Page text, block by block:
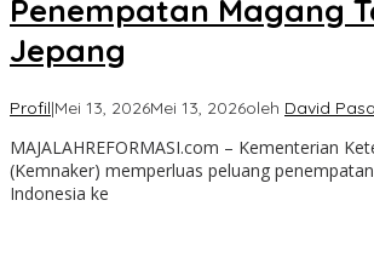
Penempatan Magang
Jepang
Profil|Mei 13, 2026Mei 13, 2026oleh David
MAJALAHREFORMASI.com – Kementerian
(Kemnaker) memperluas peluang
Indonesia ke